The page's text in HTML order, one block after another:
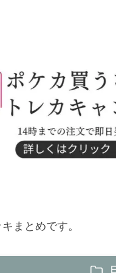
まとめです。